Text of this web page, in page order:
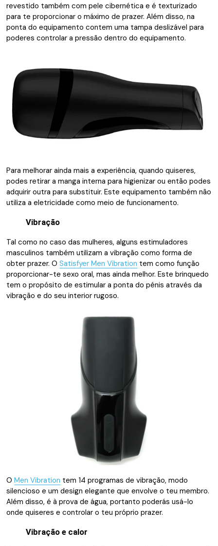
revestido também com pele cibernética e é texturizado
para te proporcionar o máximo de prazer. Além disso, na
ponta do equipamento contem uma tampa deslizável para
poderes controlar a pressão dentro do equipamento.
Para melhorar ainda mais a experiência, quando quiseres,
podes retirar a manga interna para higienizar ou então podes
adquirir outra para substituir. Este equipamento também não
utiliza a eletricidade como meio de funcionamento.
Vibração
Tal como no caso das mulheres, alguns estimuladores
masculinos também utilizam a vibração como forma de
obter prazer. OSatisfyer Men Vibration tem como função
proporcionar-te sexo oral, mas ainda melhor. Este brinquedo
tem o propósito de estimular a ponta do pénis através da
vibração e do seu interior rugoso.
OMen Vibration tem 14 programas de vibração, modo
silencioso e um design elegante que envolve o teu membro.
Além disso, é à prova de água, portanto poderás usá-lo
onde quiseres e controlar o teu próprio prazer.
Vibração e calor